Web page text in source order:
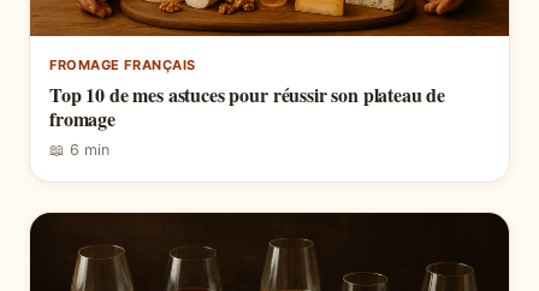
FROMAGE FRANÇAIS
Top 10 de mes astuces pour réussir son plateau de
fromage
📖 6 min